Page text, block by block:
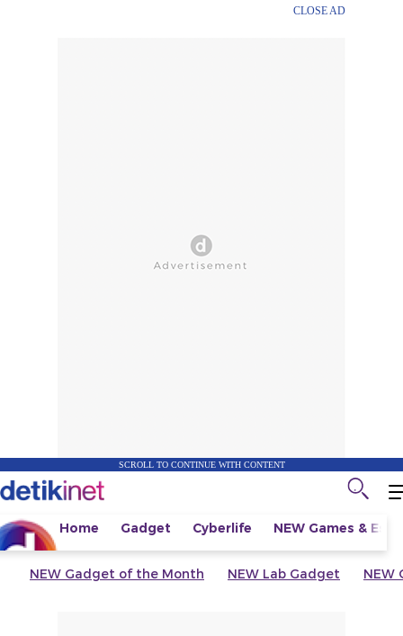
CLOSE AD
SCROLL TO CONTINUE WITH CONTENT
Home Gadget Cyberlife NEW Games &
NEW Gadget of the Month NEW Lab Gadget NEW